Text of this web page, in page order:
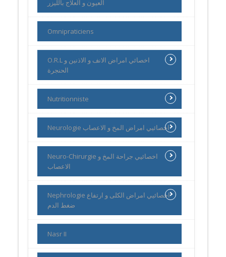
العيون و العلاج بالليزر
Omnipraticiens
O.R.L اخصائي امراض الانف و الاذنين و
الحنجرة
Nutritionniste
Neurologie اخصائيي امراض المخ و الاعصاب
Neuro-Chirurgie اخصائيي جراحة المخ و
الاعصاب
Nephrologie اخصائيي امراض الكلى و ارتفاع
ضغط الدم
Nasr II